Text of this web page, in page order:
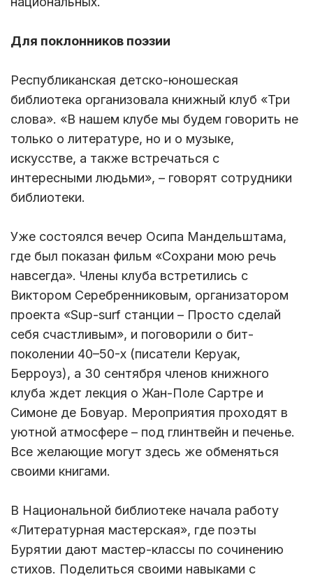
Для поклонников поэзии
Республиканская детско-юношеская
библиотека организовала книжный клуб «Три
слова». «В нашем клубе мы будем говорить не
только о литературе, но и о музыке,
искусстве, а также встречаться с
интересными людьми», – говорят сотрудники
библиотеки.
Уже состоялся вечер Осипа Мандельштама,
где был показан фильм «Сохрани мою речь
навсегда». Члены клуба встретились с
Виктором Серебренниковым, организатором
проекта «Sup-surf станции – Просто сделай
себя счастливым», и поговорили о бит-
поколении 40–50-х (писатели Керуак,
Берроуз), а 30 сентября членов книжного
клуба ждет лекция о Жан-Поле Сартре и
Симоне де Бовуар. Мероприятия проходят в
уютной атмосфере – под глинтвейн и печенье.
Все желающие могут здесь же обменяться
своими книгами.
В Национальной библиотеке начала работу
«Литературная мастерская», где поэты
Бурятии дают мастер-классы по сочинению
стихов. Поделиться своими навыками с